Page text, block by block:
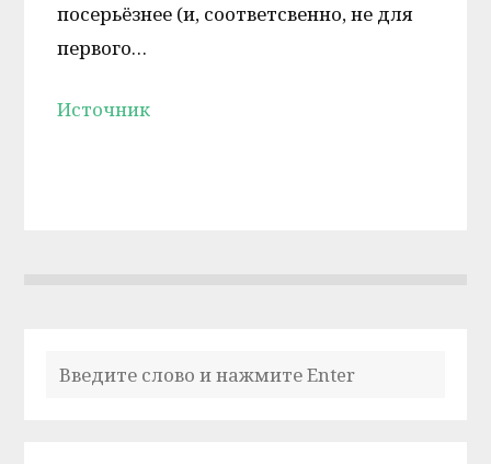
посерьёзнее (и, соответсвенно, не для
первого…
Источник